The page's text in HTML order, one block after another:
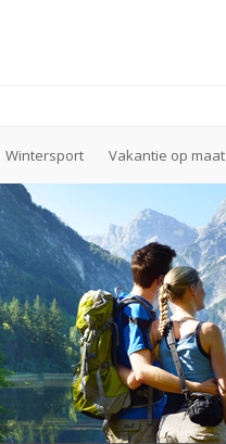
Wintersport Vakantie op maat